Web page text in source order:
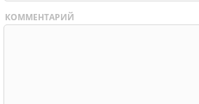
КОММЕНТАРИЙ